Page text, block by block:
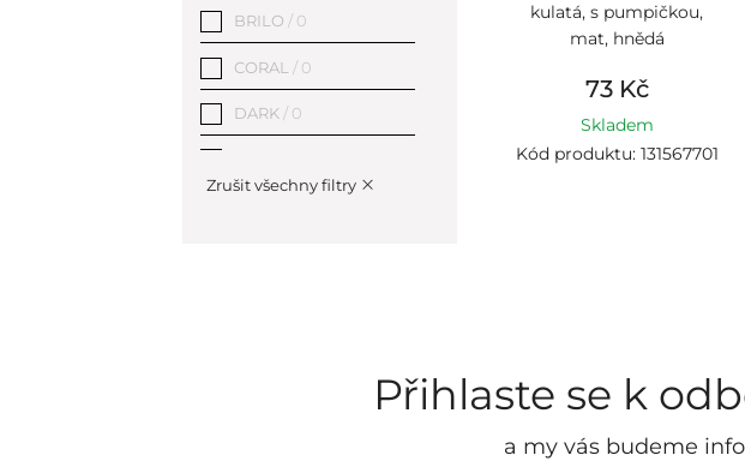
BRILO / 0
CORAL / 0
DARK / 0
Zrušit všechny filtry
kulatá, s pumpičkou,
mat, hnědá
73 Kč
Skladem
Kód produktu: 131567701
Přihlaste se k
a my vás budeme